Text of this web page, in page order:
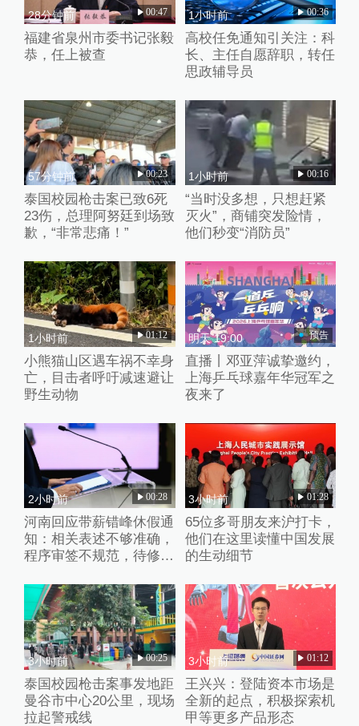
28分钟前 00:47
福建省泉州市委书记张毅
恭，任上被查
1小时前 00:36
高校任免通知引关注：科
长、主任自愿辞职，转任
思政辅导员
57分钟前 00:23
泰国校园枪击案已致6死
23伤，总理阿努廷到场致
歉，“非常悲痛！”
1小时前 00:16
“当时没多想，只想赶紧
灭火”，商铺突发险情，
他们秒变“消防员”
1小时前 01:12
小熊猫山区遇车祸不幸身
亡，目击者呼吁减速避让
野生动物
明天 19:00 预告
直播丨邓亚萍诚挚邀约，
上海乒乓球嘉年华冠军之
夜来了
2小时前 00:28
河南回应带薪错峰休假通
知：相关表述不够准确，
程序审签不规范，待修改
3小时前 01:28
65位多哥朋友来沪打卡，
他们在这里读懂中国发展
的生动细节
3小时前 00:25
泰国校园枪击案事发地距
曼谷市中心20公里，现场
拉起警戒线
3小时前 01:12
王兴兴：登陆资本市场是
全新的起点，积极探索机
甲等更多产品形态